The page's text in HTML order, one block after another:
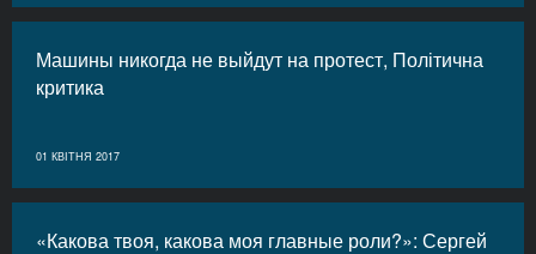
Машины никогда не выйдут на протест, Політична
критика
01 КВІТНЯ 2017
«Какова твоя, какова моя главные роли?»: Сергей